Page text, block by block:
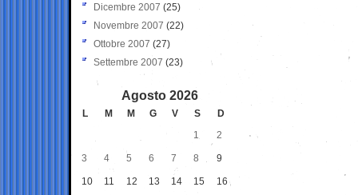
Dicembre 2007 (25)
Novembre 2007 (22)
Ottobre 2007 (27)
Settembre 2007 (23)
Agosto 2026
L M M G V S
D
1
2
3 4 5 6 7 8 9
10 11 12 13 14 15 16